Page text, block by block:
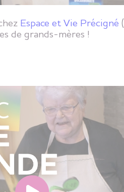
Espace et Vie Précigné
de grands-mères !